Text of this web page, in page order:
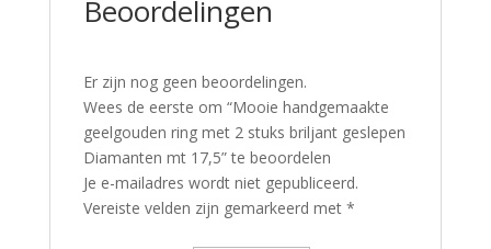
Beoordelingen
Er zijn nog geen beoordelingen.
Wees de eerste om “Mooie handgemaakte
geelgouden ring met 2 stuks briljant geslepen
Diamanten mt 17,5” te beoordelen
Je e-mailadres wordt niet gepubliceerd.
Vereiste velden zijn gemarkeerd met *